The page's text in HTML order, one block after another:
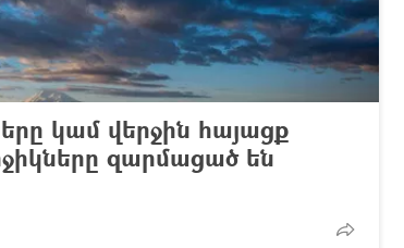
կամ վերջին հայացք
զարմացած են